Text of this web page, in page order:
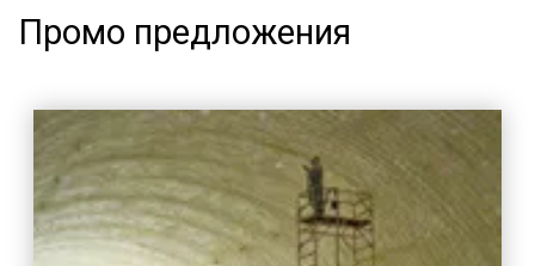
Промо предложения